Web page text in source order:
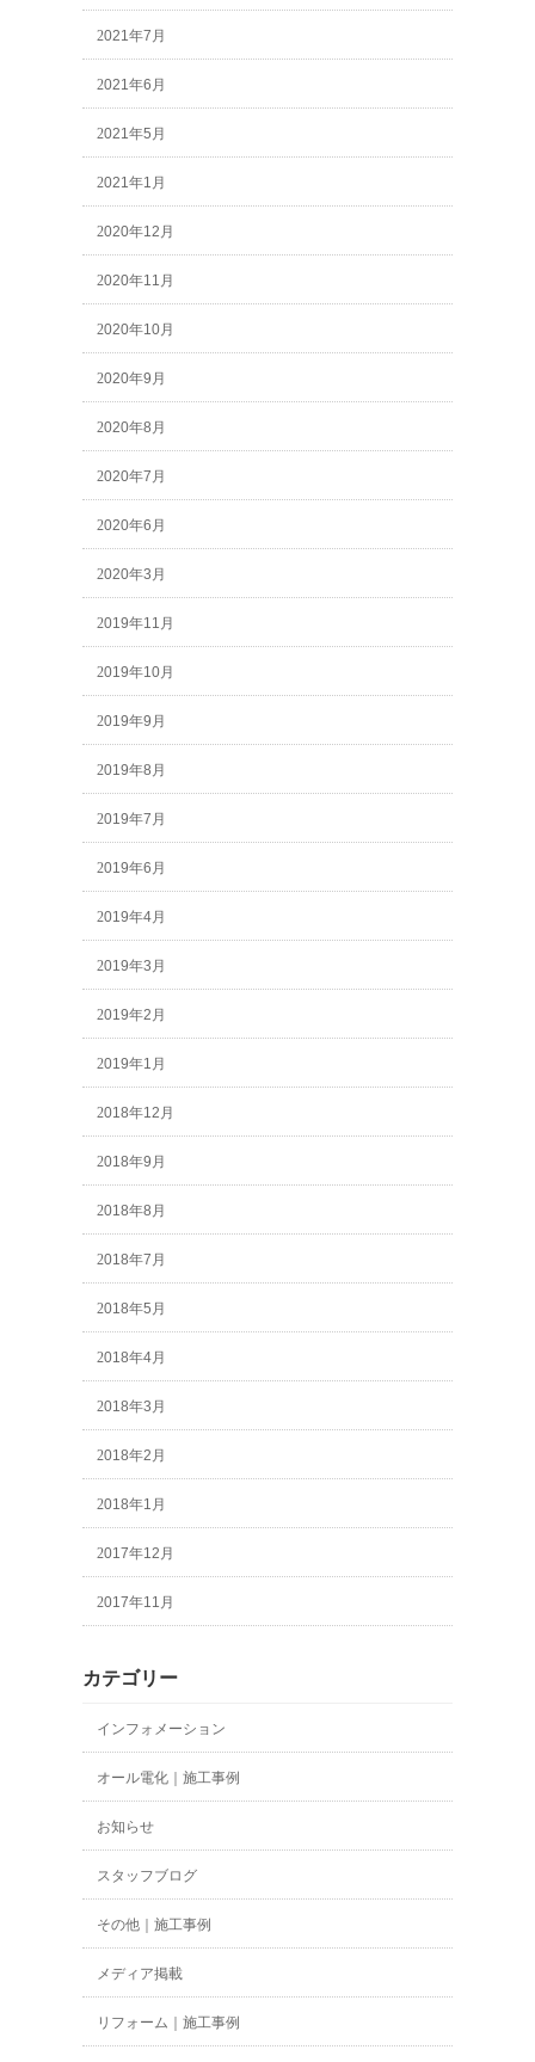
2021年7月
2021年6月
2021年5月
2021年1月
2020年12月
2020年11月
2020年10月
2020年9月
2020年8月
2020年7月
2020年6月
2020年3月
2019年11月
2019年10月
2019年9月
2019年8月
2019年7月
2019年6月
2019年4月
2019年3月
2019年2月
2019年1月
2018年12月
2018年9月
2018年8月
2018年7月
2018年5月
2018年4月
2018年3月
2018年2月
2018年1月
2017年12月
2017年11月
カテゴリー
インフォメーション
オール電化｜施工事例
お知らせ
スタッフブログ
その他｜施工事例
メディア掲載
リフォーム｜施工事例